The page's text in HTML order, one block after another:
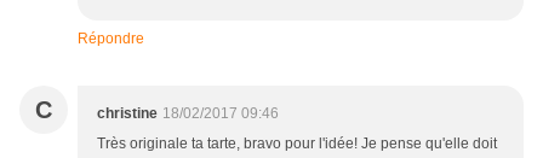
Répondre
C christine 18/02/2017 09:46
Très originale ta tarte, bravo pour l'idée! Je pense qu'elle doit